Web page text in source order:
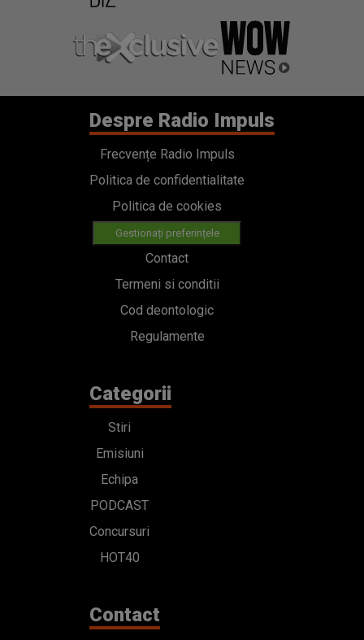
Despre Radio Impuls
Frecvențe Radio Impuls
Politica de confidentialitate
Politica de cookies
Gestionați preferințele
Contact
Termeni si conditii
Cod deontologic
Regulamente
Categorii
Stiri
Emisiuni
Echipa
PODCAST
Concursuri
HOT40
Contact